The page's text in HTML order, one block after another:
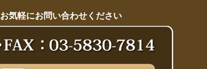
お気軽にお問い合わせください